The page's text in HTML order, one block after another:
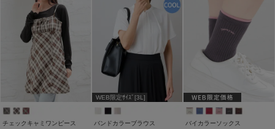
チェックキャミワンピース
WEB限定ｻｲｽﾞ[3L]
バンドカラーブラウス バイカラーソックス